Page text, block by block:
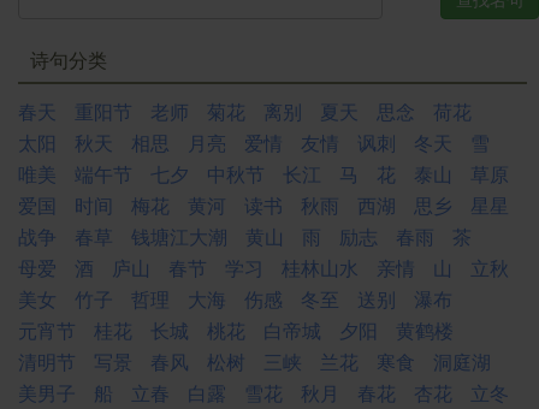
诗句分类
春天
重阳节 老师 菊花 离别 夏天 思念
荷花
太阳
秋天 相思 月亮 爱情 友情 讽刺 冬天
雪
唯美
端午节 七夕 中秋节 长江 马 花 泰山
草原
爱国
时间 梅花 黄河 读书 秋雨 西湖 思乡
星星
战争
春草 钱塘江大潮 黄山 雨 励志 春雨
茶
母爱
酒 庐山 春节 学习 桂林山水 亲情 山
立秋
美女
竹子 哲理 大海 伤感 冬至 送别
瀑布
元宵节
桂花 长城 桃花 白帝城 夕阳
黄鹤楼
清明节
写景 春风 松树 三峡 兰花 寒食
洞庭湖
美男子
船 立春 白露 雪花 秋月 春花 杏花
立冬